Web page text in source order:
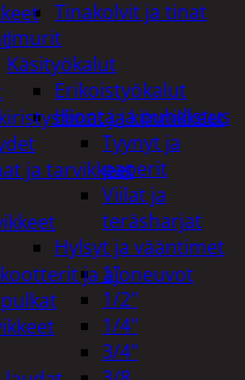
Tinakolvit ja tinat
Imurit
Käsityökalut
Erikoistyökalut
Hionta ja puhdistus
Tyynyt ja
paperit
Viilat ja
teräsharjat
Hylsyt ja vääntimet
1"
1/2"
1/4"
3/4"
ja kiinnikkeet
ja tarvikkeet
ja ajoneuvot